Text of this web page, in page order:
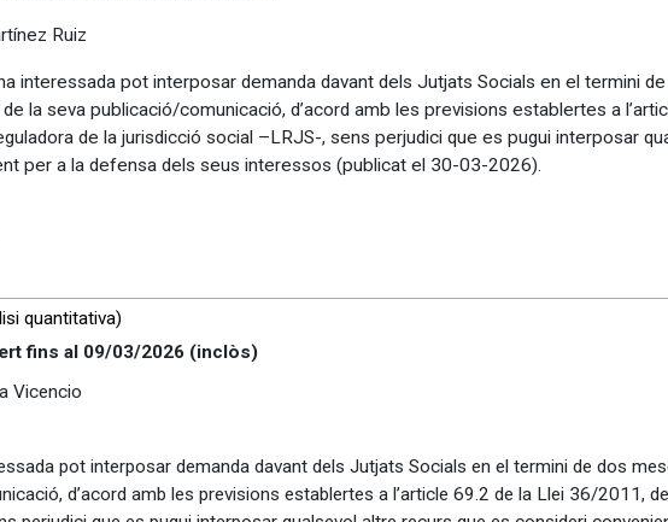
Ruiz
interessada pot interposar demanda davant dels Jutjats Socials en el termini
la seva publicació/comunicació, d’acord amb les previsions establertes a
de la jurisdicció social –LRJS-, sens perjudici que es pugui interposar
per a la defensa dels seus interessos (publicat el 30-03-2026).
quantitativa)
fins al 09/03/2026 (inclòs)
Vicencio
pot interposar demanda davant dels Jutjats Socials en el termini de dos
d’acord amb les previsions establertes a l’article 69.2 de la Llei 36/2011,